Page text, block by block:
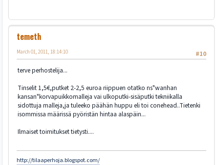
temeth
#10
March 01, 2011, 18:14:10
terve perhostelija...
Tinselit 1,5€,putket 2-2,5 euroa riippuen otatko ns"wanhan
kansan"korvapuikkomalleja vai ulkoputki-sisäputki tekniikalla
sidottuja malleja,ja tuleeko päähän huppu eli toi conehead..Tietenki
isommissa määrissä pyöristän hintaa alaspäin...
Ilmaiset toimitukset tietysti....
http://tilaaperhoja.blogspot.com/